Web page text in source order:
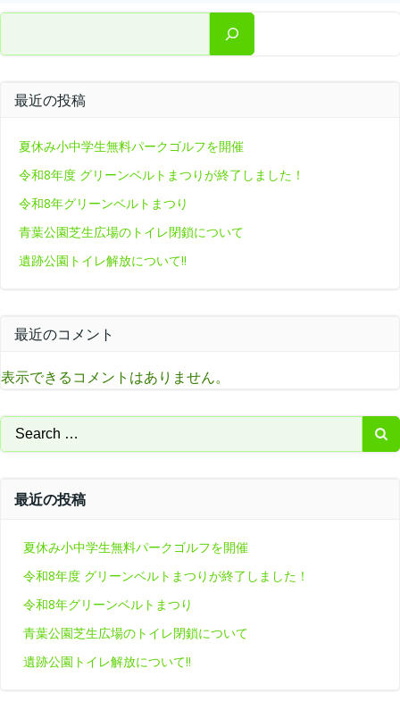
最近の投稿
夏休み小中学生無料パークゴルフを開催
令和8年度 グリーンベルトまつりが終了しました！
令和8年グリーンベルトまつり
青葉公園芝生広場のトイレ閉鎖について
遺跡公園トイレ解放について‼
最近のコメント
表示できるコメントはありません。
Search
for:
最近の投稿
夏休み小中学生無料パークゴルフを開催
令和8年度 グリーンベルトまつりが終了しました！
令和8年グリーンベルトまつり
青葉公園芝生広場のトイレ閉鎖について
遺跡公園トイレ解放について‼